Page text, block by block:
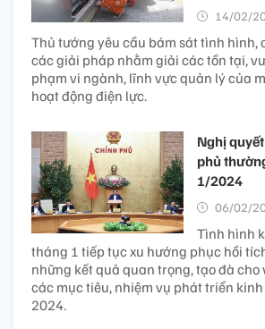
14/02/
Thủ tướng yêu cầu bám sát tình hình,
các giải pháp nhằm giải các tồn tại,
phạm vi ngành, lĩnh vực quản lý của
hoạt động điện lực.
Nghị
phủ
1/2024
06/02/
Tình hình
tháng 1 tiếp tục xu hướng phục hồi
những kết quả quan trọng, tạo đà cho
các mục tiêu, nhiệm vụ phát triển kinh
2024.